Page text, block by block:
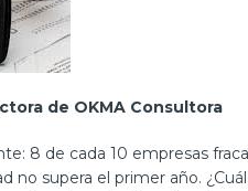
de OKMA Consultora
8 de cada 10 empresas
no supera el primer año.